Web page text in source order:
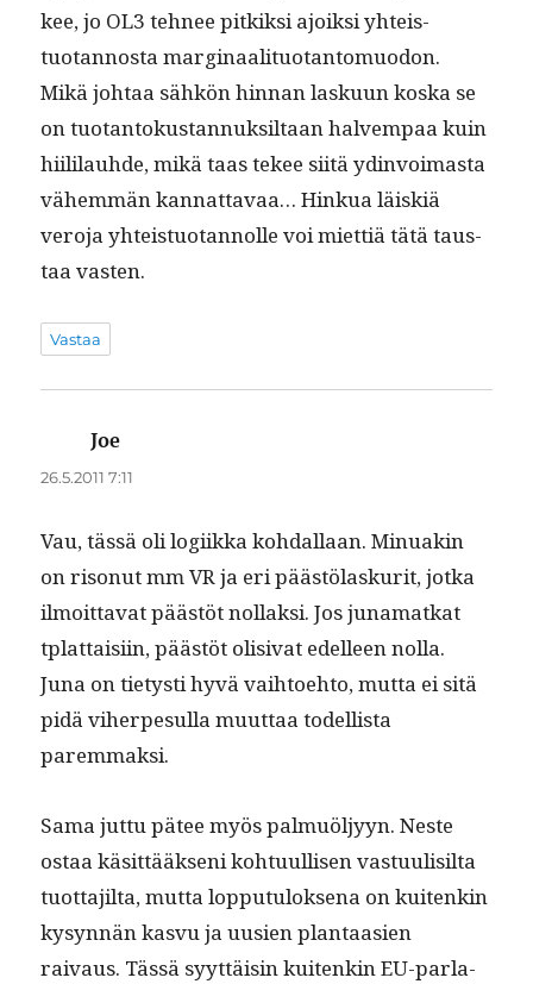
kee, jo OL3 tehnee pitkik­si ajoik­si yhteis­
tuotan­nos­ta mar­gin­aal­i­tuotan­to­muodon.
Mikä johtaa sähkön hin­nan lasku­un kos­ka se
on tuotan­tokus­tan­nuk­sil­taan halvem­paa kuin
hiililauhde, mikä taas tekee siitä ydin­voimas­ta
vähem­män kan­nat­tavaa… Hinkua läiskiä
vero­ja yhteis­tuotan­nolle voi miet­tiä tätä taus­
taa vasten.
Vastaa
Joe
26.5.2011 7:11
Vau, tässä oli logi­ik­ka kohdal­laan. Min­u­akin
on risonut mm VR ja eri päästölasku­rit, jot­ka
ilmoit­ta­vat päästöt nol­lak­si. Jos juna­matkat
tplat­taisi­in, päästöt oli­si­vat edelleen nol­la.
Juna on tietysti hyvä vai­h­toe­hto, mut­ta ei sitä
pidä viher­pe­sul­la muut­taa todel­lista
paremmaksi.
Sama jut­tu pätee myös pal­muöljyyn. Neste
ostaa käsit­tääk­seni kohtu­ullisen vas­tu­ulisil­ta
tuot­ta­jil­ta, mut­ta lop­putu­lok­se­na on kuitenkin
kysyn­nän kasvu ja uusien plan­taasien
raivaus. Tässä syyt­täisin kuitenkin EU-par­la­